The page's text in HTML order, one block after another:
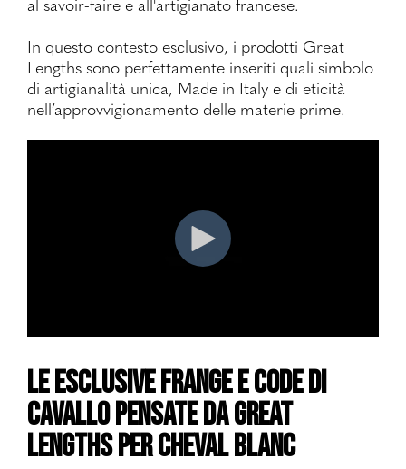
In questo contesto esclusivo, i prodotti Great
Lengths sono perfettamente inseriti quali simbolo
di artigianalità unica, Made in Italy e di eticità
nell’approvvigionamento delle materie prime.
Le esclusive frange e code di
cavallo pensate da Great
Lengths per Cheval Blanc